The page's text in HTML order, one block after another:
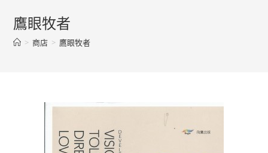
鷹眼牧者
> 商店 > 鷹眼牧者